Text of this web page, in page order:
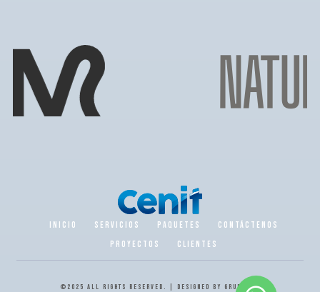
INICIO SERVICIOS PAQUETES
CONTÁCTENOS
PROYECTOS
CLIENTES
©2025 ALL RIGHTS RESERVED. | DESIGNED BY GRUPO CENIT